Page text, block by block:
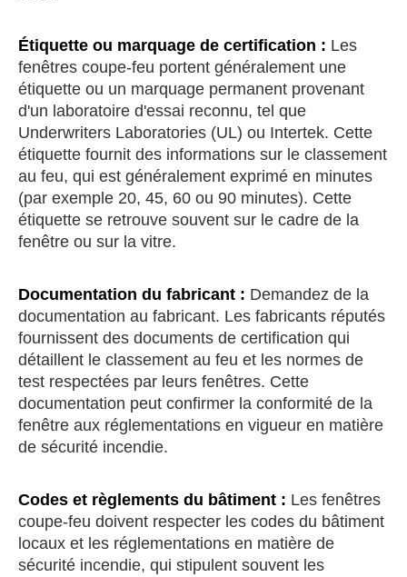
Étiquette ou marquage de certification : Les
fenêtres coupe-feu portent généralement une
étiquette ou un marquage permanent provenant
d'un laboratoire d'essai reconnu, tel que
Underwriters Laboratories (UL) ou Intertek. Cette
étiquette fournit des informations sur le classement
au feu, qui est généralement exprimé en minutes
(par exemple 20, 45, 60 ou 90 minutes). Cette
étiquette se retrouve souvent sur le cadre de la
fenêtre ou sur la vitre.
Documentation du fabricant : Demandez de la
documentation au fabricant. Les fabricants réputés
fournissent des documents de certification qui
détaillent le classement au feu et les normes de
test respectées par leurs fenêtres. Cette
documentation peut confirmer la conformité de la
fenêtre aux réglementations en vigueur en matière
de sécurité incendie.
Codes et règlements du bâtiment : Les fenêtres
coupe-feu doivent respecter les codes du bâtiment
locaux et les réglementations en matière de
sécurité incendie, qui stipulent souvent les